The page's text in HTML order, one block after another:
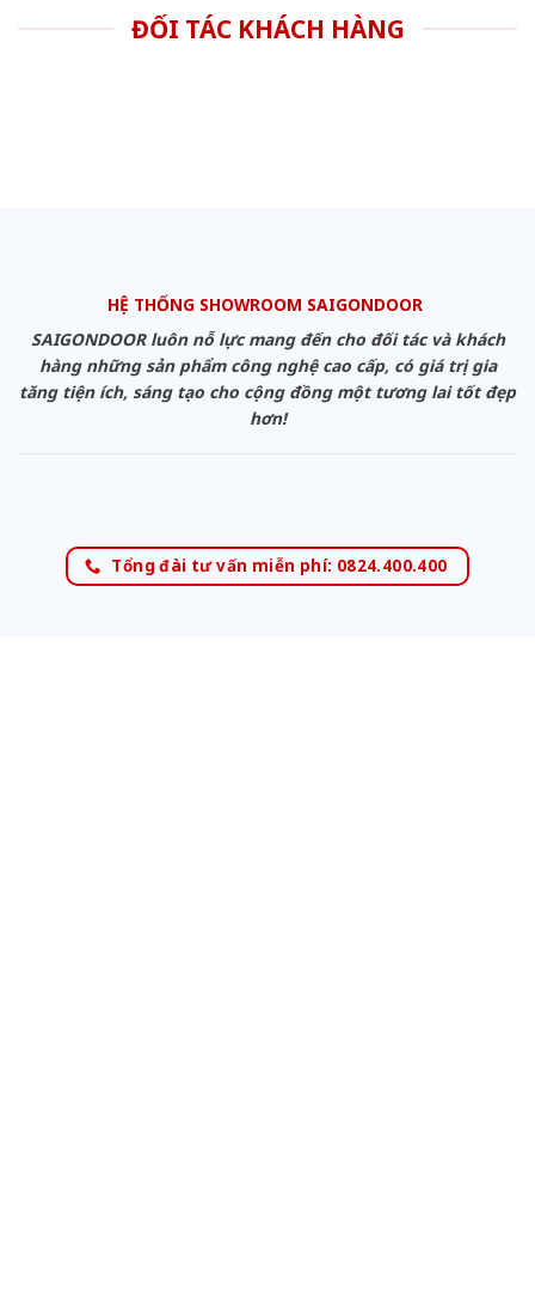
ĐỐI TÁC KHÁCH HÀNG
HỆ THỐNG SHOWROOM SAIGONDOOR
SAIGONDOOR luôn nỗ lực mang đến cho đối tác và khách
hàng những sản phẩm công nghệ cao cấp, có giá trị gia
tăng tiện ích, sáng tạo cho cộng đồng một tương lai tốt đẹp
hơn!
Tổng đài tư vấn miễn phí: 0824.400.400